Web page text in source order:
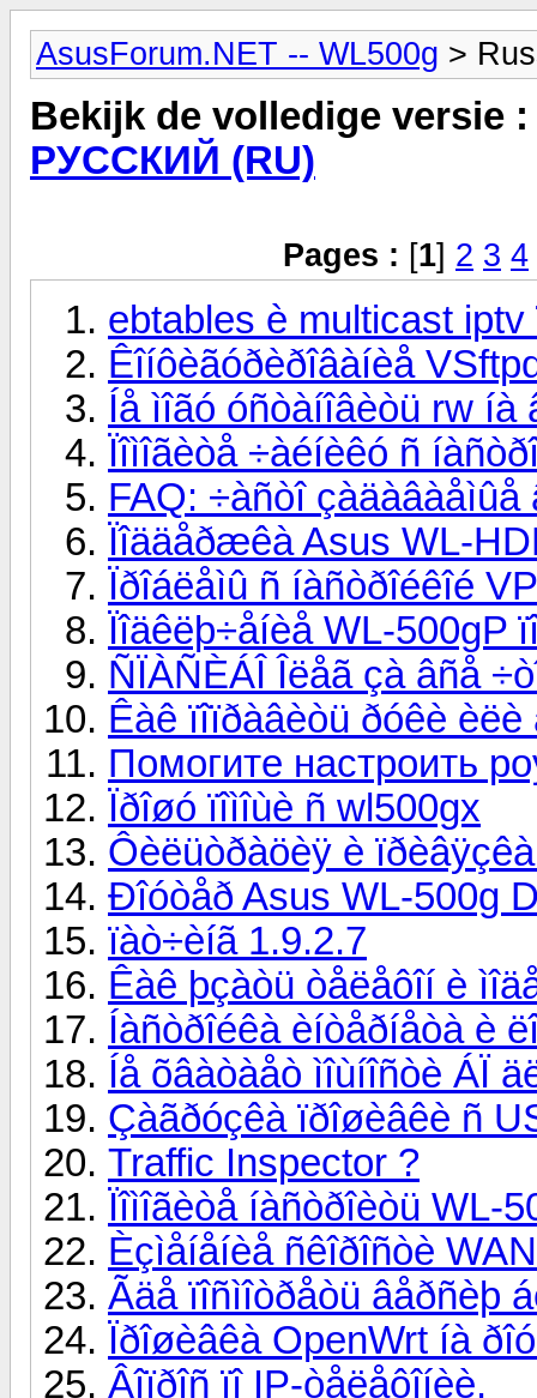
AsusForum.NET -- WL500g >
Bekijk de volledige versie
РУССКИЙ (RU)
Pages : [1] 2 3 4
ebtables è multicast
Êîíôèãóðèðîâàíèå
Íå ìîãó óñòàíîâèòü rw íà
Ïîìîãèòå ÷àéíèêó ñ
FAQ: ÷àñòî çàäàâàåìûå
Ïîääåðæêà Asus WL-
Ïðîáëåìû ñ íàñòðîéêîé
Ïîäêëþ÷åíèå WL-500gP
ÑÏÀÑÈÁÎ Îëåã çà âñå
Êàê ïîïðàâèòü ðóêè
Помогите настроить
Ïðîøó ïîìîùè ñ wl500gx
Ôèëüòðàöèÿ è
Ðîóòåð Asus WL-500g
ïàò÷èíã 1.9.2.7
Êàê þçàòü òåëåôîí è
Íàñòðîéêà èíòåðíåòà è
Íå õâàòàåò ìîùíîñòè ÁÏ
Çàãðóçêà ïðîøèâêè ñ
Traffic Inspector ?
Ïîìîãèòå íàñòðîèòü WL-
Èçìåíåíèå ñêîðîñòè
Ãäå ïîñìîòðåòü âåðñèþ
Ïðîøèâêà OpenWrt íà
Âîïðîñ ïî IP-òåëåôîíèè.